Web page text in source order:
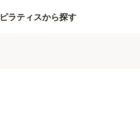
ピラティスから探す